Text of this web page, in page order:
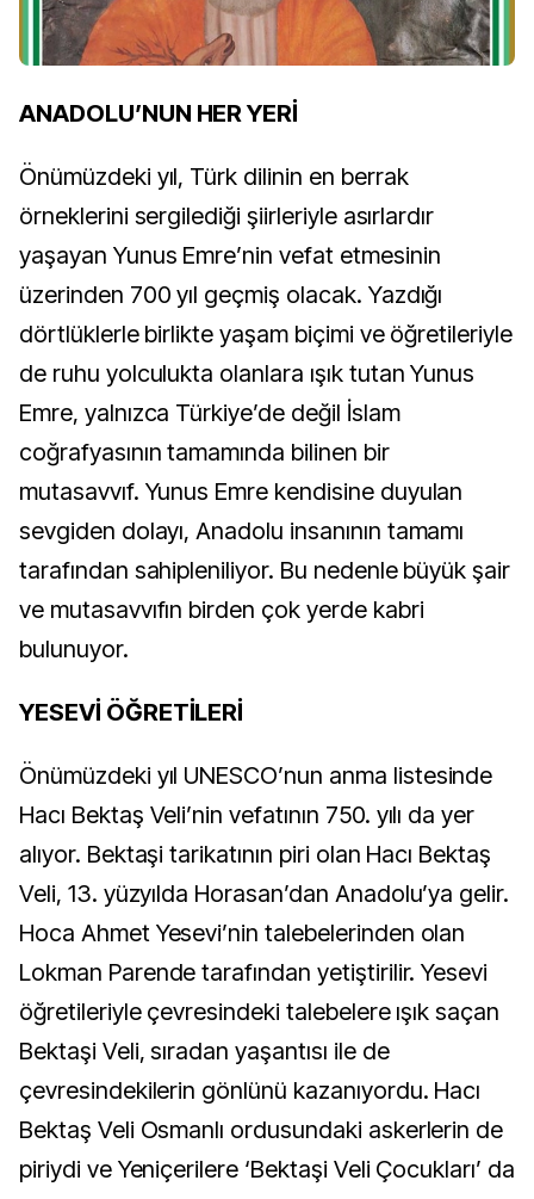
ANADOLU’NUN HER YERİ
Önümüzdeki yıl, Türk dilinin en berrak
örneklerini sergilediği şiirleriyle asırlardır
yaşayan Yunus Emre’nin vefat etmesinin
üzerinden 700 yıl geçmiş olacak. Yazdığı
dörtlüklerle birlikte yaşam biçimi ve öğretileriyle
de ruhu yolculukta olanlara ışık tutan Yunus
Emre, yalnızca Türkiye’de değil İslam
coğrafyasının tamamında bilinen bir
mutasavvıf. Yunus Emre kendisine duyulan
sevgiden dolayı, Anadolu insanının tamamı
tarafından sahipleniliyor. Bu nedenle büyük şair
ve mutasavvıfın birden çok yerde kabri
bulunuyor.
YESEVİ ÖĞRETİLERİ
Önümüzdeki yıl UNESCO’nun anma listesinde
Hacı Bektaş Veli’nin vefatının 750. yılı da yer
alıyor. Bektaşi tarikatının piri olan Hacı Bektaş
Veli, 13. yüzyılda Horasan’dan Anadolu’ya gelir.
Hoca Ahmet Yesevi’nin talebelerinden olan
Lokman Parende tarafından yetiştirilir. Yesevi
öğretileriyle çevresindeki talebelere ışık saçan
Bektaşi Veli, sıradan yaşantısı ile de
çevresindekilerin gönlünü kazanıyordu. Hacı
Bektaş Veli Osmanlı ordusundaki askerlerin de
piriydi ve Yeniçerilere ‘Bektaşi Veli Çocukları’ da